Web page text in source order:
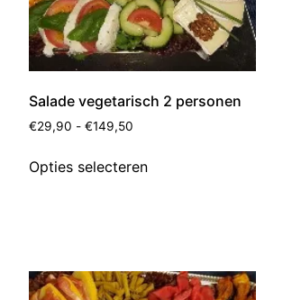
Salade vegetarisch 2 personen
€29,90 - €149,50
Opties selecteren